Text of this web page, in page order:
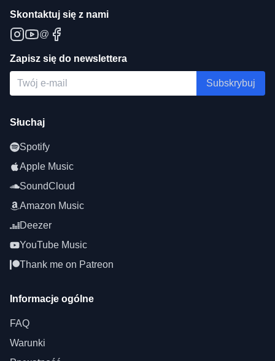
Skontaktuj się z nami
@
Zapisz się do newslettera
Subskrybuj
Słuchaj
Spotify
Apple Music
SoundCloud
Amazon Music
Deezer
YouTube Music
Thank me on Patreon
Informacje ogólne
FAQ
Warunki